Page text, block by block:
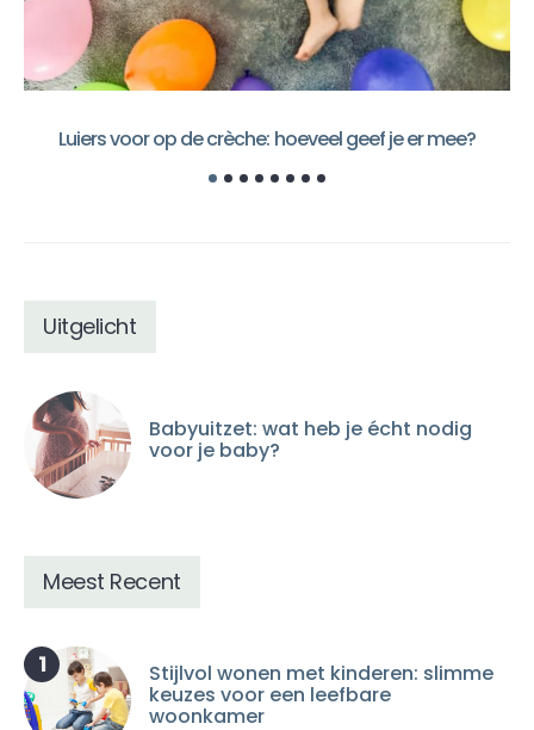
Luiers voor op de crèche: hoeveel geef je er mee?
Uitgelicht
Babyuitzet: wat heb je écht nodig
voor je baby?
Meest Recent
1 Stijlvol wonen met kinderen: slimme
keuzes voor een leefbare
woonkamer